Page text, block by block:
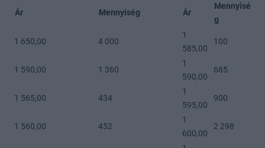
Ár Mennyiség Ár
Mennyisé
g
1 650,00 4 000
1
585,00
100
1 590,00 1 360
1
590,00
685
1 565,00 434
1
595,00
900
1 560,00 452
1
600,00
2 298